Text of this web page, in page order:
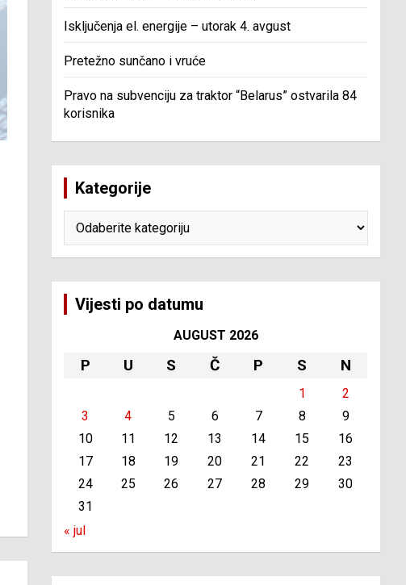
Isključenja el. energije – utorak 4. avgust
Pretežno sunčano i vruće
Pravo na subvenciju za traktor “Belarus” ostvarila 84
korisnika
Kategorije
Vijesti po datumu
AUGUST 2026
P U S Č P S N
1
2
3
4 5 6 7 8
9
10
11 12 13 14 15
16
17
18 19 20 21 22
23
24
25 26 27 28 29
30
31
« jul